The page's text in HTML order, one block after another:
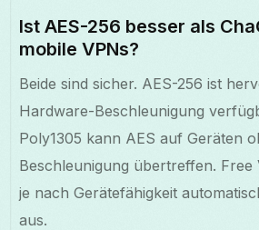
Ist AES-256 besser als
mobile VPNs?
Beide sind sicher. AES-256 ist
Hardware-Beschleunigung
Poly1305 kann AES auf Geräten
Beschleunigung übertreffen. Free
je nach Gerätefähigkeit
aus.